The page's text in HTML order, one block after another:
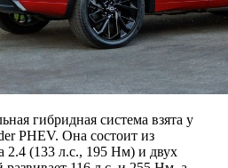
гибридная система взята у
PHEV. Она состоит из
2.4 (133 л.с., 195 Нм) и двух